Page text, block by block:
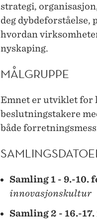
strategi,
deg
hvordan
nyskaping.
MÅLGRUPPE
Emnet er utviklet for
beslutningstakere
både
Samling 1 - 9.-10.
innovasjonskultur
Samling 2 - 16.-